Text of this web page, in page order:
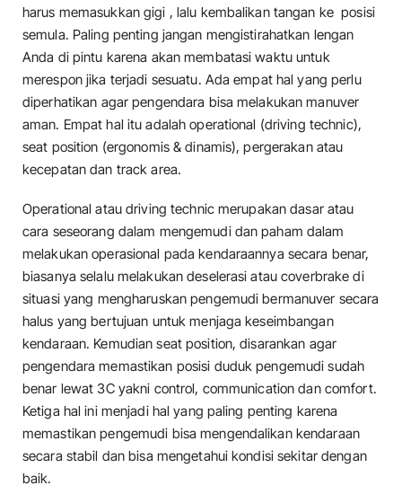
harus memasukkan gigi , lalu kembalikan tangan ke posisi
semula. Paling penting jangan mengistirahatkan lengan
Anda di pintu karena akan membatasi waktu untuk
merespon jika terjadi sesuatu. Ada empat hal yang perlu
diperhatikan agar pengendara bisa melakukan manuver
aman. Empat hal itu adalah operational (driving technic),
seat position (ergonomis & dinamis), pergerakan atau
kecepatan dan track area.
Operational atau driving technic merupakan dasar atau
cara seseorang dalam mengemudi dan paham dalam
melakukan operasional pada kendaraannya secara benar,
biasanya selalu melakukan deselerasi atau coverbrake di
situasi yang mengharuskan pengemudi bermanuver secara
halus yang bertujuan untuk menjaga keseimbangan
kendaraan. Kemudian seat position, disarankan agar
pengendara memastikan posisi duduk pengemudi sudah
benar lewat 3C yakni control, communication dan comfort.
Ketiga hal ini menjadi hal yang paling penting karena
memastikan pengemudi bisa mengendalikan kendaraan
secara stabil dan bisa mengetahui kondisi sekitar dengan
baik.